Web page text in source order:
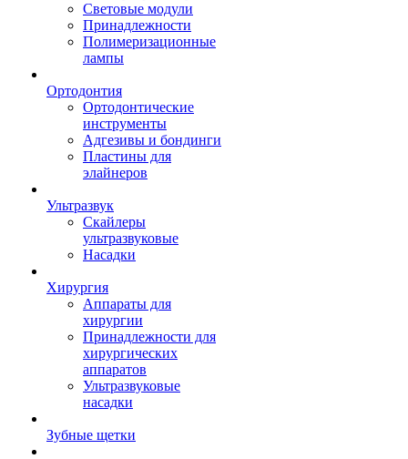
Световые модули
Принадлежности
Полимеризационные
лампы
Ортодонтия
Ортодонтические
инструменты
Адгезивы и бондинги
Пластины для
элайнеров
Ультразвук
Скайлеры
ультразвуковые
Насадки
Хирургия
Аппараты для
хирургии
Принадлежности для
хирургических
аппаратов
Ультразвуковые
насадки
Зубные щетки